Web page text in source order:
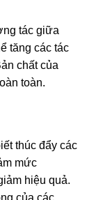
tác giữa
tăng các tác
chất của
toàn.
thúc đẩy các
mức
hiệu quả.
của các